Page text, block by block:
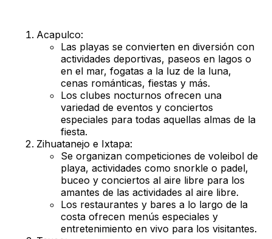
Acapulco:
Las playas se convierten en diversión con
actividades deportivas, paseos en lagos o
en el mar, fogatas a la luz de la luna,
cenas románticas, fiestas y más.
Los clubes nocturnos ofrecen una
variedad de eventos y conciertos
especiales para todas aquellas almas de la
fiesta.
Zihuatanejo e Ixtapa:
Se organizan competiciones de voleibol de
playa, actividades como snorkle o padel,
buceo y conciertos al aire libre para los
amantes de las actividades al aire libre.
Los restaurantes y bares a lo largo de la
costa ofrecen menús especiales y
entretenimiento en vivo para los visitantes.